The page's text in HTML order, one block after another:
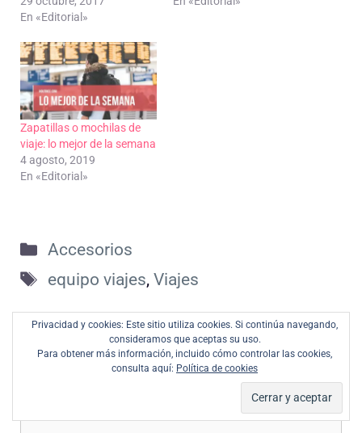
En «Editorial»
Zapatillas o mochilas de
viaje: lo mejor de la semana
4 agosto, 2019
En «Editorial»
Categorías
Accesorios
Etiquetas
equipo viajes, Viajes
Deja un comentario
Privacidad y cookies: Este sitio utiliza cookies. Si continúa navegando,
consideramos que aceptas su uso.
Para obtener más información, incluido cómo controlar las cookies,
consulta aquí: Política de cookies